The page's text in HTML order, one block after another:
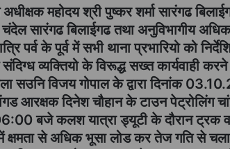
महोदय श्री पुष्कर शर्मा सारंगढ
सारंगढ बिलाईगढ तथा अनुविभागीय
पर्व के पूर्व में सभी थाना प्रभारियो को
व्यक्तियो के विरूद्ध सख्त कार्यवाही
सउनि विजय गोपाल के द्वारा दिनांक
आरक्षक दिनेश चौहान के टाउन पेट्रोलिंग
बजे कलश यात्रा ड्यूटी के दौरान
में क्षमता से अधिक भूसा लोड कर तेज गति से